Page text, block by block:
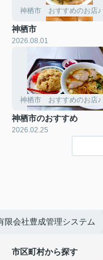
神栖市 おすすめのお店♪
神栖市
2026.08.01
神栖市 おすすめのお店♪
神栖市のおすすめ
2026.02.25
限会社豊成管理システム
市区町村から探す